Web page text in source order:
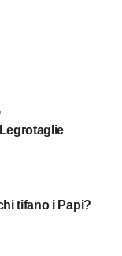
tifano i Papi?